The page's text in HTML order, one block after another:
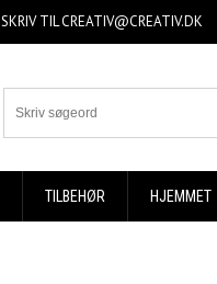
SKRIV TILCREATIV@CREATIV.DK
TILBEHØR HJEMMET